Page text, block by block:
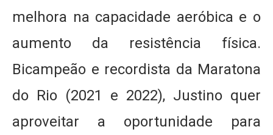
melhora na capacidade aeróbica e o
aumento da resistência física.
Bicampeão e recordista da Maratona
do Rio (2021 e 2022), Justino quer
aproveitar a oportunidade para